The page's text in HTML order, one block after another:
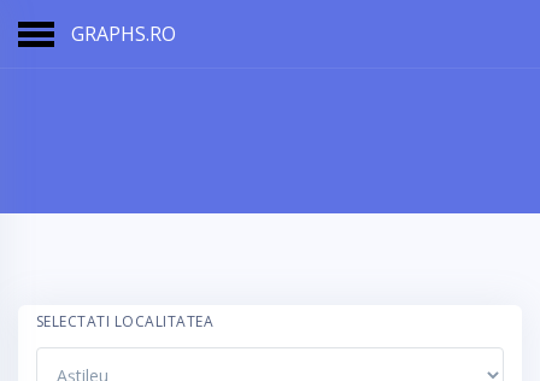
GRAPHS.RO
SELECTATI LOCALITATEA